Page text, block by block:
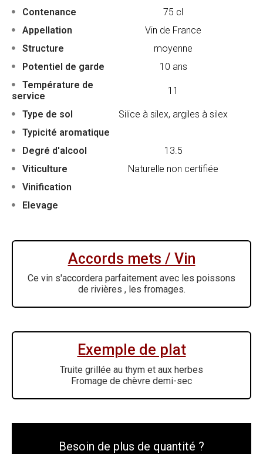
Contenance
75 cl
Appellation
Vin de France
Structure
moyenne
Potentiel de garde
10 ans
Température de
service
11
Type de sol
Silice à silex, argiles à silex
Typicité aromatique
Degré d'alcool
13.5
Viticulture
Naturelle non certifiée
Vinification
Elevage
Accords mets / Vin
Ce vin s'accordera parfaitement avec les poissons
de rivières , les fromages.
Exemple de plat
Truite grillée au thym et aux herbes
Fromage de chèvre demi-sec
Besoin de plus de quantité ?